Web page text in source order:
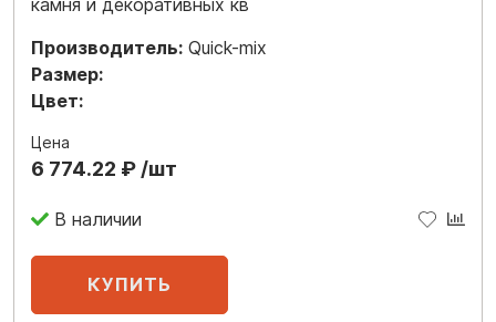
Производитель: Quick-mix
Размер:
Цвет:
Цена
6 774.22 ₽ /шт
В наличии